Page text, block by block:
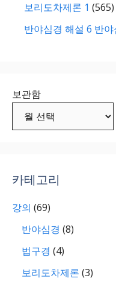
보리도차제론 1 (565)
반야심경 해설 6 반
보관함
카테고리
강의 (69)
반야심경 (8)
법구경 (4)
보리도차제론 (3)